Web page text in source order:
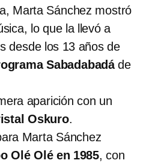
Marta Sánchez mostró
lo que la llevó a
desde los 13 años de
Sabadabadáde
aparición con un
Oskuro.
Marta Sánchez
Olé Olé en 1985, con